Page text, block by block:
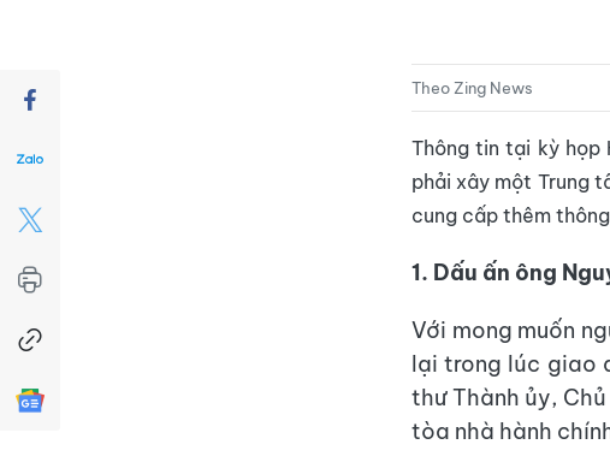
Theo Zing News
Thông tin tại kỳ họp
phải xây một Trung
cung cấp thêm
1. Dấu ấn ông
Với mong muốn
lại trong lúc giao
thư Thành ủy,
tòa nhà hành